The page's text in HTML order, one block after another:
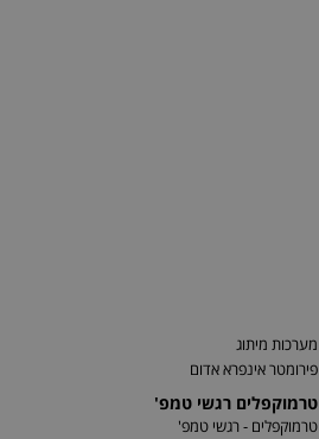
מערכות מיתוג
פירומטר אינפרא אדום
טרמוקפלים רגשי טמפ'
טרמוקפלים - רגשי טמפ'